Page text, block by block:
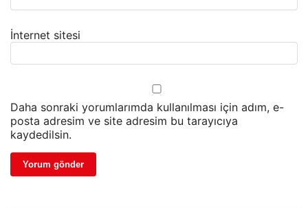
İnternet sitesi
Daha sonraki yorumlarımda kullanılması için adım, e-
posta adresim ve site adresim bu tarayıcıya
kaydedilsin.